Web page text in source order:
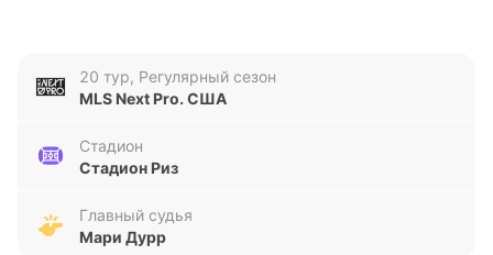
таблице Восточной конференции MLS Next Pro с 22
очками: у команды шесть побед, две ничьи и
восемь поражений в 16 матчах. Клуб отстает от
идущей десятой «Филадельфии Юнион II» на два
дополнительным показателям. В пяти последних
матчах MLS Next Pro «CT United» заработал девять
20 тур, Регулярный сезон
MLS Next Pro. США
Стадион
Стадион Риз
Главный судья
Мари Дурр